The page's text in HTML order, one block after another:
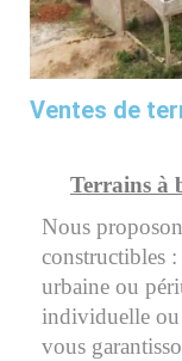
Ventes de
Terrains à
Nous
constructibles
urbaine ou
individuelle
vous